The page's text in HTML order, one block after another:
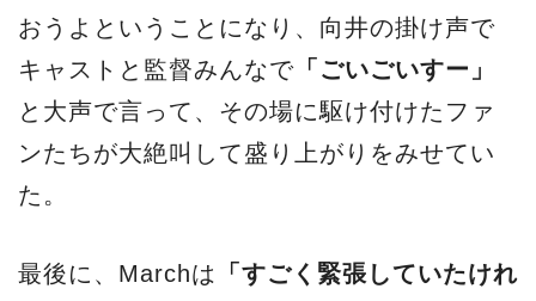
おうよということになり、向井の掛け声で
キャストと監督みんなで「ごいごいすー」
と大声で言って、その場に駆け付けたファ
ンたちが大絶叫して盛り上がりをみせてい
た。
最後に、Marchは
「すごく緊張していたけれ